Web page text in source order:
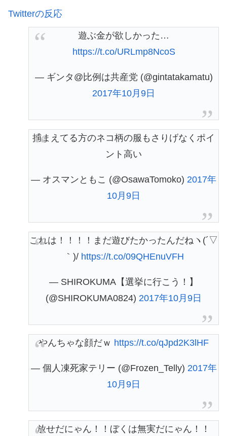
Twitterの反応
遊ぶ金が欲しかった…
https://t.co/URLmp8NcoS
— ギンタ@比例は共産党 (@gintatakamatu)
2017年10月9日
捕まえてる方のネコ柄の服もさりげなくポイ
ント高い
— オスマンともこ (@OsawaTomoko) 2017年
10月9日
これは！！！！まだ遊びたかったんだねヽ(´▽
｀)/ https://t.co/09QHEnuVFH
— SHIROKUMA【選挙に行こう！】
(@SHIROKUMA0824) 2017年10月9日
やんちゃな顔だｗ https://t.co/qJpd2K3lHF
— 個人凍死家テリー (@Frozen_Telly) 2017年
10月9日
放せだにゃん！！ぼくは無実だにゃん！！